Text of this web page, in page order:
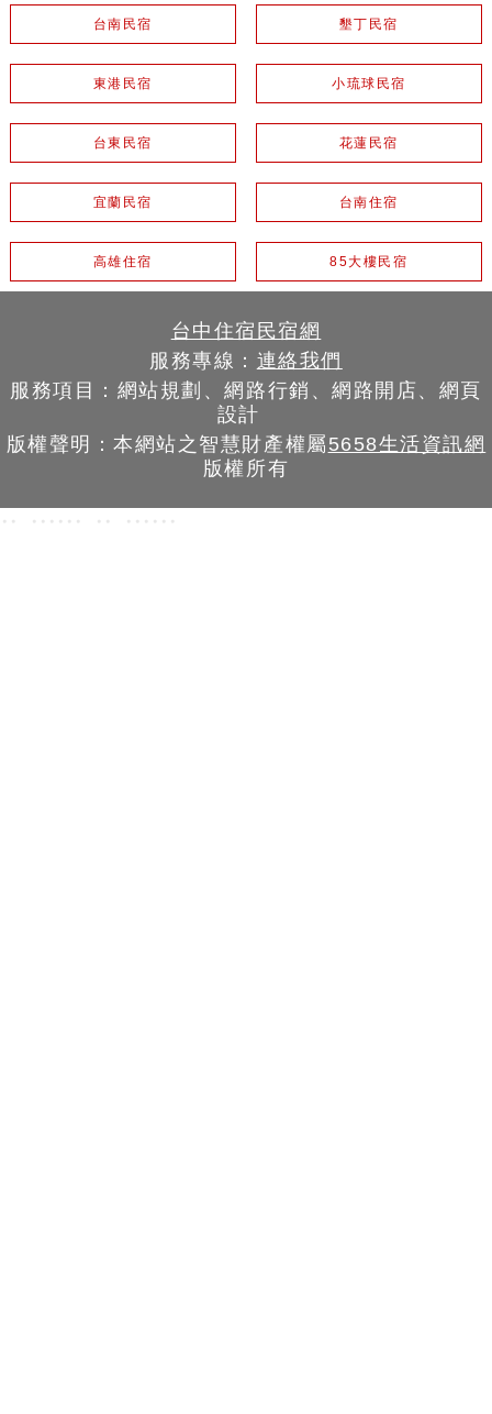
台南民宿 墾丁民宿
東港民宿 小琉球民宿
台東民宿 花蓮民宿
宜蘭民宿 台南住宿
高雄住宿 85大樓民宿
台中住宿民宿網
服務專線： 連絡我們
服務項目：網站規劃、網路行銷、網路開店、網頁
設計
版權聲明：本網站之智慧財產權屬5658生活資訊網
版權所有